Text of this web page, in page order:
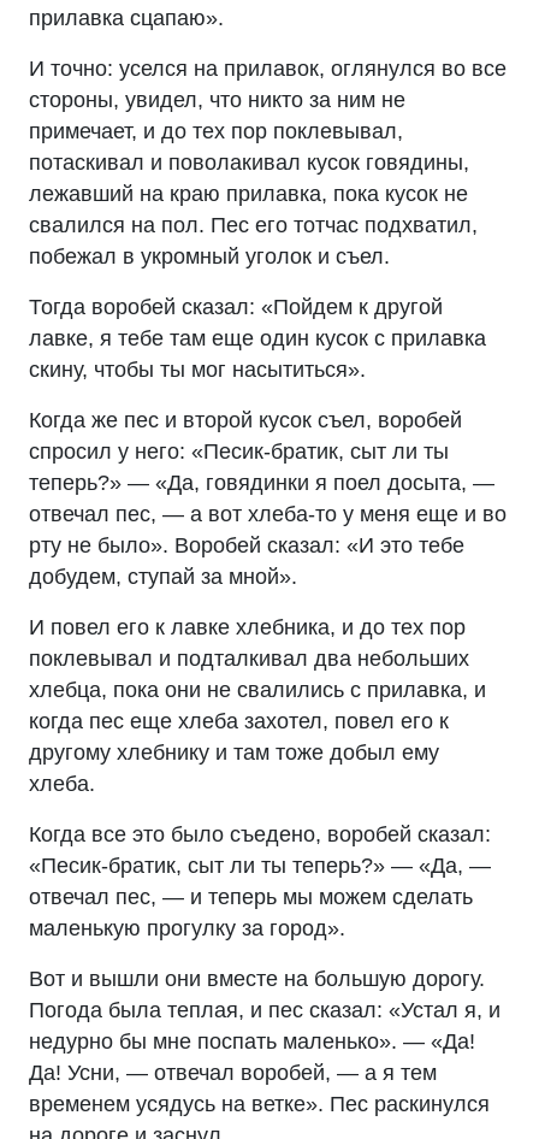
прилавка сцапаю».
И точно: уселся на прилавок, оглянулся во все
стороны, увидел, что никто за ним не
примечает, и до тех пор поклевывал,
потаскивал и поволакивал кусок говядины,
лежавший на краю прилавка, пока кусок не
свалился на пол. Пес его тотчас подхватил,
побежал в укромный уголок и съел.
Тогда воробей сказал: «Пойдем к другой
лавке, я тебе там еще один кусок с прилавка
скину, чтобы ты мог насытиться».
Когда же пес и второй кусок съел, воробей
спросил у него: «Песик-братик, сыт ли ты
теперь?» — «Да, говядинки я поел досыта, —
отвечал пес, — а вот хлеба-то у меня еще и во
рту не было». Воробей сказал: «И это тебе
добудем, ступай за мной».
И повел его к лавке хлебника, и до тех пор
поклевывал и подталкивал два небольших
хлебца, пока они не свалились с прилавка, и
когда пес еще хлеба захотел, повел его к
другому хлебнику и там тоже добыл ему
хлеба.
Когда все это было съедено, воробей сказал:
«Песик-братик, сыт ли ты теперь?» — «Да, —
отвечал пес, — и теперь мы можем сделать
маленькую прогулку за город».
Вот и вышли они вместе на большую дорогу.
Погода была теплая, и пес сказал: «Устал я, и
недурно бы мне поспать маленько». — «Да!
Да! Усни, — отвечал воробей, — а я тем
временем усядусь на ветке». Пес раскинулся